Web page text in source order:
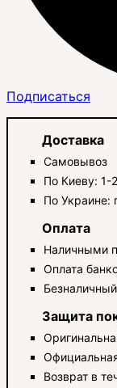
Подписаться
Доставка
Самовывоз
По Киеву: 1-
По Украине:
Оплата
Наличными
Оплата
Защита
Возврат в